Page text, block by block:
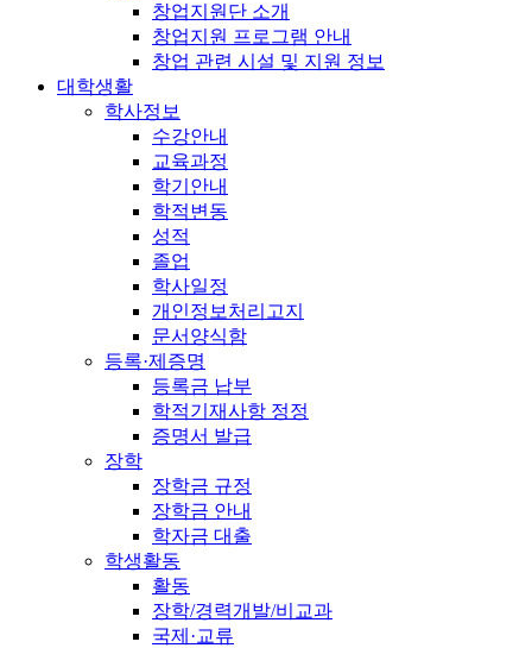
창업지원단 소개
창업지원 프로그램 안내
창업 관련 시설 및 지원 정보
대학생활
학사정보
수강안내
교육과정
학기안내
학적변동
성적
졸업
학사일정
개인정보처리고지
문서양식함
등록·제증명
등록금 납부
학적기재사항 정정
증명서 발급
장학
장학금 규정
장학금 안내
학자금 대출
학생활동
활동
장학/경력개발/비교과
국제·교류